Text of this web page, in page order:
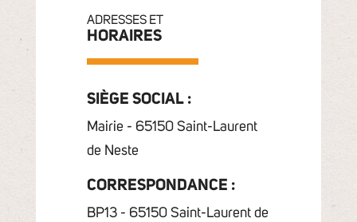
ADRESSES ET
HORAIRES
SIÈGE SOCIAL :
Mairie - 65150 Saint-Laurent
de Neste
CORRESPONDANCE :
BP13 - 65150 Saint-Laurent de